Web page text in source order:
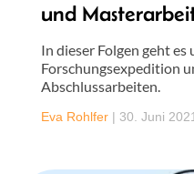
und
In dieser Folgen geht es
Forschungsexpedition
Abschlussarbeiten.
Eva Rohlfer | 30. Juni 2021